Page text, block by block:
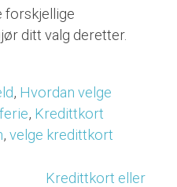
forskjellige
ditt valg deretter.
, Hvordan velge
, Kredittkort
, velge kredittkort
Kredittkort eller